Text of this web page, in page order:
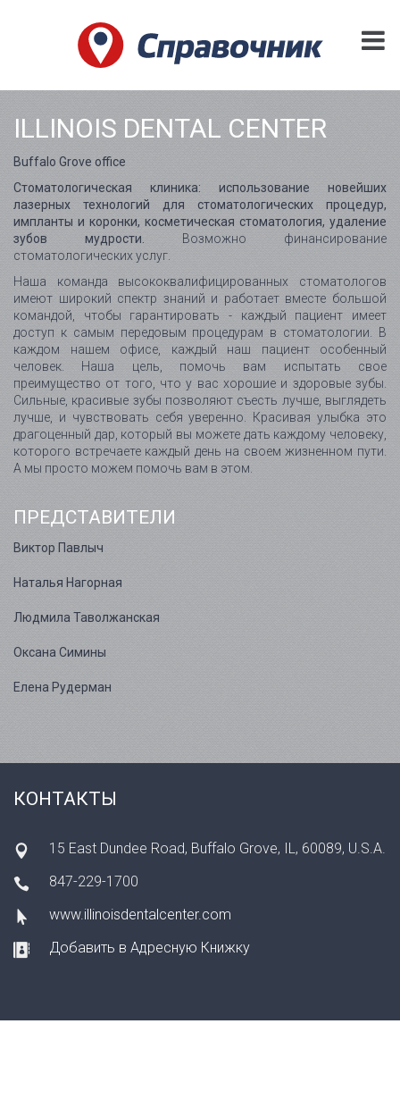
ILLINOIS DENTAL CENTER
Buffalo Grove office
Стоматологическая клиника: использование новейших
лазерных технологий для стоматологических процедур,
импланты и коронки, косметическая стоматология, удаление
зубов мудрости.
Возможно финансирование
стоматологических услуг.
Наша команда высококвалифицированных стоматологов
имеют широкий спектр знаний и работает вместе большой
командой, чтобы гарантировать - каждый пациент имеет
доступ к самым передовым процедурам в стоматологии. В
каждом нашем офисе, каждый наш пациент особенный
человек. Наша цель, помочь вам испытать свое
преимущество от того, что у вас хорошие и здоровые зубы.
Сильные, красивые зубы позволяют съесть лучше, выглядеть
лучше, и чувствовать себя уверенно. Красивая улыбка это
драгоценный дар, который вы можете дать каждому человеку,
которого встречаете каждый день на своем жизненном пути.
А мы просто можем помочь вам в этом.
ПРЕДСТАВИТЕЛИ
Виктор Павлыч
Наталья Нагорная
Людмила Таволжанская
Оксана Симины
Елена Рудерман
КОНТАКТЫ
15 East Dundee Road, Buffalo Grove, IL, 60089, U.S.A.
847-229-1700
www.illinoisdentalcenter.com
Добавить в Адресную Книжку